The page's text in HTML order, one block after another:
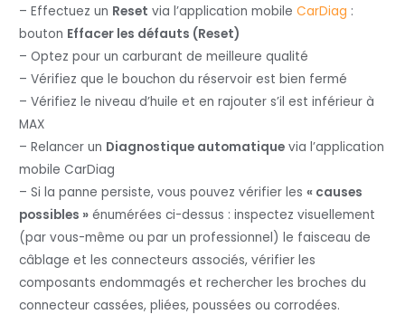
– Effectuez un Reset via l’application mobileCarDiag :
bouton Effacer les défauts (Reset)
– Optez pour un carburant de meilleure qualité
– Vérifiez que le bouchon du réservoir est bien fermé
– Vérifiez le niveau d’huile et en rajouter s’il est inférieur à
MAX
– Relancer un Diagnostique automatique via l’application
mobile CarDiag
– Si la panne persiste, vous pouvez vérifier les« causes
possibles » énumérées ci-dessus : inspectez visuellement
(par vous-même ou par un professionnel) le faisceau de
câblage et les connecteurs associés, vérifier les
composants endommagés et rechercher les broches du
connecteur cassées, pliées, poussées ou corrodées.